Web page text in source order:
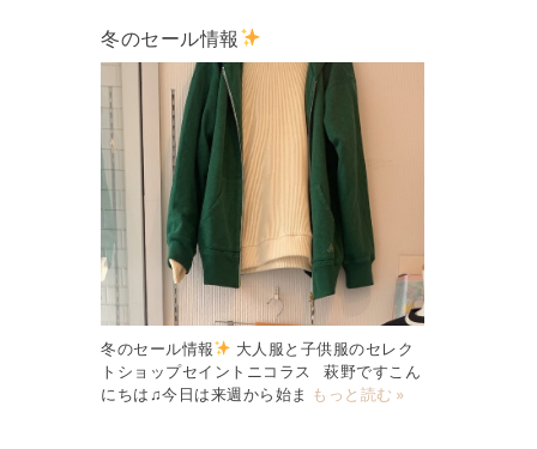
冬のセール情報
冬のセール情報
大人服と子供服のセレク
トショップセイントニコラス 萩野ですこん
にちは♫今日は来週から始ま もっと読む »